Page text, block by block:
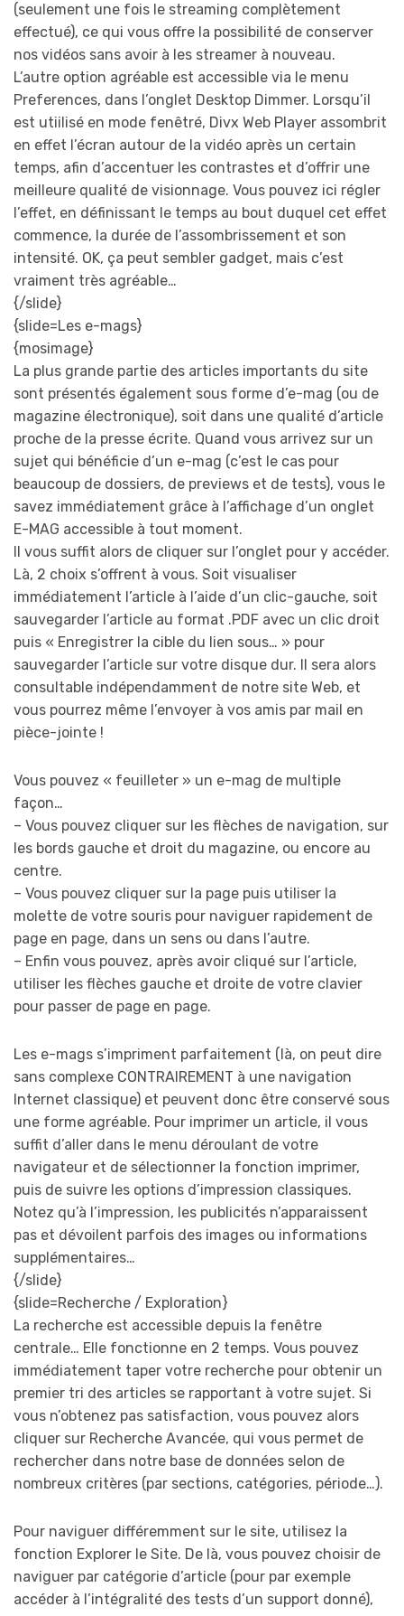
(seulement une fois le streaming complètement
effectué), ce qui vous offre la possibilité de conserver
nos vidéos sans avoir à les streamer à nouveau.
L’autre option agréable est accessible via le menu
Preferences, dans l’onglet Desktop Dimmer. Lorsqu’il
est utiilisé en mode fenêtré, Divx Web Player assombrit
en effet l’écran autour de la vidéo après un certain
temps, afin d’accentuer les contrastes et d’offrir une
meilleure qualité de visionnage. Vous pouvez ici régler
l’effet, en définissant le temps au bout duquel cet effet
commence, la durée de l’assombrissement et son
intensité. OK, ça peut sembler gadget, mais c’est
vraiment très agréable…
{/slide}
{slide=Les e-mags}
{mosimage}
La plus grande partie des articles importants du site
sont présentés également sous forme d’e-mag (ou de
magazine électronique), soit dans une qualité d’article
proche de la presse écrite. Quand vous arrivez sur un
sujet qui bénéficie d’un e-mag (c’est le cas pour
beaucoup de dossiers, de previews et de tests), vous le
savez immédiatement grâce à l’affichage d’un onglet
E-MAG accessible à tout moment.
Il vous suffit alors de cliquer sur l’onglet pour y accéder.
Là, 2 choix s’offrent à vous. Soit visualiser
immédiatement l’article à l’aide d’un clic-gauche, soit
sauvegarder l’article au format .PDF avec un clic droit
puis « Enregistrer la cible du lien sous… » pour
sauvegarder l’article sur votre disque dur. Il sera alors
consultable indépendamment de notre site Web, et
vous pourrez même l’envoyer à vos amis par mail en
pièce-jointe !
Vous pouvez « feuilleter » un e-mag de multiple
façon…
– Vous pouvez cliquer sur les flèches de navigation, sur
les bords gauche et droit du magazine, ou encore au
centre.
– Vous pouvez cliquer sur la page puis utiliser la
molette de votre souris pour naviguer rapidement de
page en page, dans un sens ou dans l’autre.
– Enfin vous pouvez, après avoir cliqué sur l’article,
utiliser les flèches gauche et droite de votre clavier
pour passer de page en page.
Les e-mags s’impriment parfaitement (là, on peut dire
sans complexe CONTRAIREMENT à une navigation
Internet classique) et peuvent donc être conservé sous
une forme agréable. Pour imprimer un article, il vous
suffit d’aller dans le menu déroulant de votre
navigateur et de sélectionner la fonction imprimer,
puis de suivre les options d’impression classiques.
Notez qu’à l’impression, les publicités n’apparaissent
pas et dévoilent parfois des images ou informations
supplémentaires…
{/slide}
{slide=Recherche / Exploration}
La recherche est accessible depuis la fenêtre
centrale… Elle fonctionne en 2 temps. Vous pouvez
immédiatement taper votre recherche pour obtenir un
premier tri des articles se rapportant à votre sujet. Si
vous n’obtenez pas satisfaction, vous pouvez alors
cliquer sur Recherche Avancée, qui vous permet de
rechercher dans notre base de données selon de
nombreux critères (par sections, catégories, période…).
Pour naviguer différemment sur le site, utilisez la
fonction Explorer le Site. De là, vous pouvez choisir de
naviguer par catégorie d’article (pour par exemple
accéder à l’intégralité des tests d’un support donné),